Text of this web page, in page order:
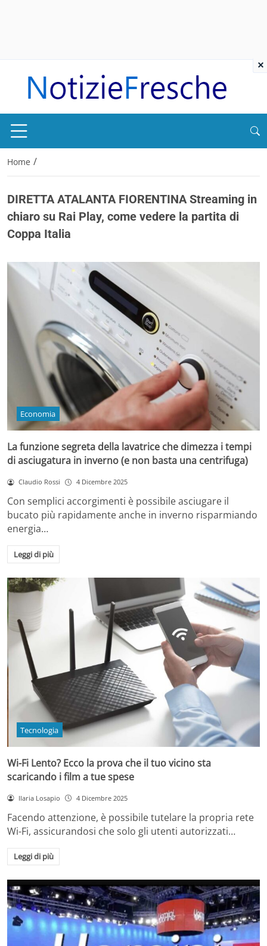
Home /
DIRETTA ATALANTA FIORENTINA Streaming in
chiaro su Rai Play, come vedere la partita di
Coppa Italia
Economia
La funzione segreta della lavatrice che dimezza i tempi
di asciugatura in inverno (e non basta una centrifuga)
Claudio Rossi 4 Dicembre 2025
Con semplici accorgimenti è possibile asciugare il
bucato più rapidamente anche in inverno risparmiando
energia…
Leggi di più
Tecnologia
Wi-Fi Lento? Ecco la prova che il tuo vicino sta
scaricando i film a tue spese
Ilaria Losapio 4 Dicembre 2025
Facendo attenzione, è possibile tutelare la propria rete
Wi-Fi, assicurandosi che solo gli utenti autorizzati…
Leggi di più
×